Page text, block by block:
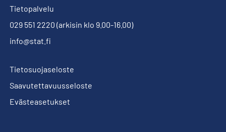
Tietopalvelu
029 551 2220 (arkisin klo 9.00-16.00)
info@stat.fi
Tietosuojaseloste
Saavutettavuusseloste
Evästeasetukset